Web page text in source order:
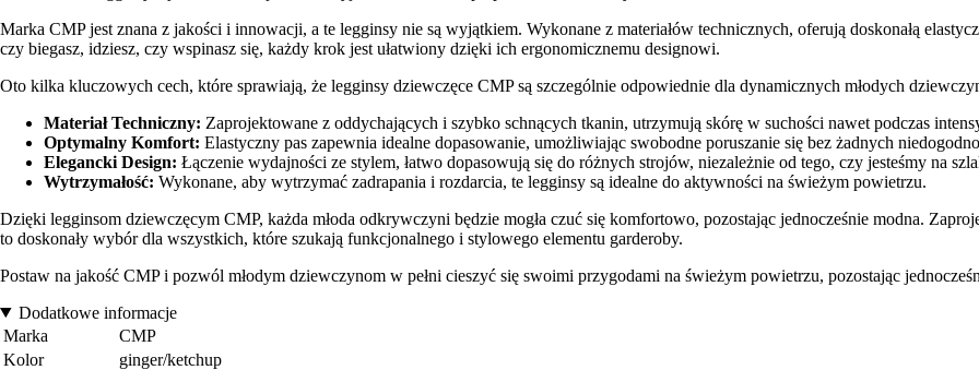
Marka CMP jest znana z jakości i innowacji, a te legginsy nie są wyjątkiem. Wykonane z materiałów technicznych, oferują doskonałą
czy biegasz, idziesz, czy wspinasz się, każdy krok jest ułatwiony dzięki ich ergonomicznemu designowi.
Oto kilka kluczowych cech, które sprawiają, że legginsy dziewczęce CMP są szczególnie odpowiednie dla dynamicznych młodych
Materiał Techniczny: Zaprojektowane z oddychających i szybko schnących tkanin, utrzymują skórę w suchości nawet podczas
Optymalny Komfort: Elastyczny pas zapewnia idealne dopasowanie, umożliwiając swobodne poruszanie się bez żadnych
Elegancki Design: Łączenie wydajności ze stylem, łatwo dopasowują się do różnych strojów, niezależnie od tego, czy jesteśmy na
Wytrzymałość: Wykonane, aby wytrzymać zadrapania i rozdarcia, te legginsy są idealne do aktywności na świeżym powietrzu.
Dzięki legginsom dziewczęcym CMP, każda młoda odkrywczyni będzie mogła czuć się komfortowo, pozostając jednocześnie modna.
to doskonały wybór dla wszystkich, które szukają funkcjonalnego i stylowego elementu garderoby.
Postaw na jakość CMP i pozwól młodym dziewczynom w pełni cieszyć się swoimi przygodami na świeżym powietrzu, pozostając
Dodatkowe informacje
Marka
CMP
Kolor
ginger/ketchup